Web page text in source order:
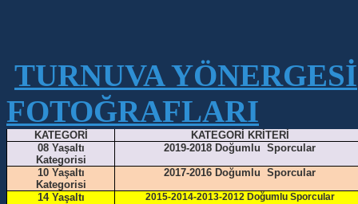
TURNUVA YÖNERGESİ
FOTOĞRAFLARI
KATEGORİ
KATEGORİ KRİTERİ
08 Yaşaltı
Kategorisi
2019-2018 Doğumlu Sporcular
10 Yaşaltı
Kategorisi
2017-2016 Doğumlu Sporcular
14 Yaşaltı
2015-2014-2013-2012 Doğumlu Sporcular